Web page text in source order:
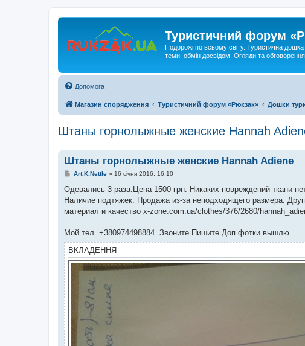
Туристичний форум
Подорожі по всьому світу. Туристична
теми, обмін досвідом. Огляди та
Допомога
Магазин спорядження Туристичний форум «Рюкзак» Дошки
Штаны горнолыжные женские Hannah
Штаны горнолыжные женские Hannah Adiene
П
в
і
д
о
е
я
Art.K.Nettle» 16 січня 2016, 16:10
Одевались 3 раза.Цена 1500 грн. Никаких повреждений ткани
Наличие подтяжек. Продажа из-за неподходящего размера.
материал и качество x-zone.com.ua/clothes/376/2680/
Мой тел. +380974498884. Звоните.Пишите.Доп.фотки вышлю
ВКЛАДЕННЯ